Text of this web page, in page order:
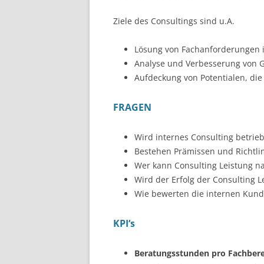
MANAGEMENT?
UNTERNEHMENS-
LEITLINIEN FÜR DIE
FEST?
Ziele des Consultings sind u.A.
Lösung von
Analyse und Verbesserung von
Aufdeckung von Potentialen,
FRAGEN
Wird internes Consulting
Bestehen Prämissen und
Wer kann Consulting Leistung
Wird der Erfolg der Consulting
Wie bewerten die internen
KPI‘s
Beratungsstunden pro